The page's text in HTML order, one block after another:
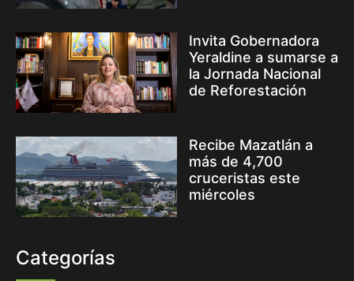
Invita Gobernadora
Yeraldine a sumarse a
la Jornada Nacional
de Reforestación
Recibe Mazatlán a
más de 4,700
cruceristas este
miércoles
Categorías